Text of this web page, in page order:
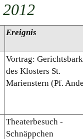
Ereignis
Vortrag:
des Klosters St.
Marienstern (Pf.
Theaterbesuch -
Schnäppchen